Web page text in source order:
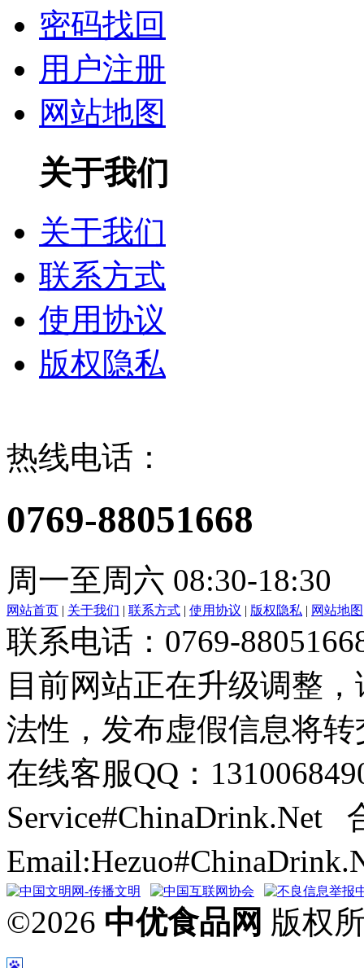
密码找回
用户注册
网站地图
关于我们
关于我们
联系方式
使用协议
版权隐私
热线电话：
0769-88051668
周一至周六 08:30-18:30
网站首页 | 关于我们 | 联系方式 | 使用协议 | 版权隐私 | 网站地图
联系电话：0769-
目前网站正在升级调整
法性，发布虚假信息将
在线客服QQ：
Service#ChinaDrink.Net
©2026 中优食品网 版权